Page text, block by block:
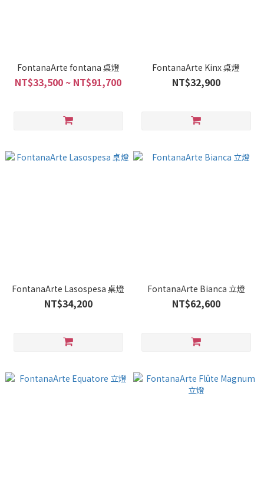
FontanaArte fontana 桌燈
NT$33,500 ~ NT$91,700
FontanaArte Kinx 桌燈
NT$32,900
FontanaArte Lasospesa 桌燈
NT$34,200
FontanaArte Bianca 立燈
NT$62,600